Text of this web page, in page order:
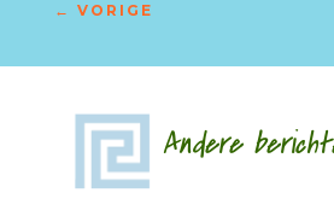
← VORIGE
Andere